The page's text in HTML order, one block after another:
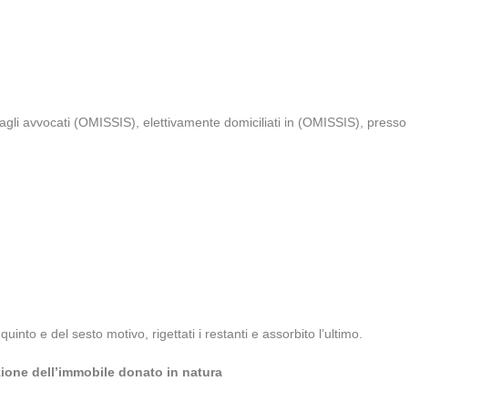
avvocati (OMISSIS), elettivamente domiciliati in (OMISSIS), presso
e del sesto motivo, rigettati i restanti e assorbito l’ultimo.
dell’immobile donato in natura